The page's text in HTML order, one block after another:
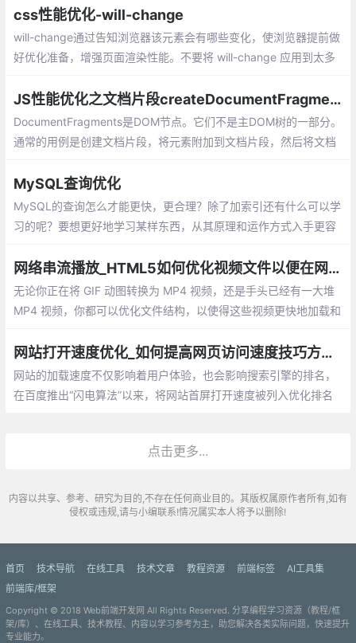
也自主的投入到小程序的开发当中
css性能优化-will-change
will-change通过告知浏览器该元素会有哪些变化，使浏览器提前做
好优化准备，增强页面渲染性能。不要将 will-change 应用到太多
JS性能优化之文档片段createDocumentFragment
DocumentFragments是DOM节点。它们不是主DOM树的一部分。
通常的用例是创建文档片段，将元素附加到文档片段，然后将文档
代替。因为文档片段存在于内存中，并不在DOM树中
MySQL查询优化
MySQL的查询怎么才能更快，更合理？除了加索引还有什么可以学
习的呢？要想更好地学习某样东西，从其原理和运作方式入手更容
网络串流播放_HTML5如何优化视频文件以便在网络上更快地串流播放
无论你正在将 GIF 动图转换为 MP4 视频，还是手头已经有一大堆
MP4 视频，你都可以优化文件结构，以使得这些视频更快地加载和
送额外的 HTTP range request 请求来搜寻和定位 moovatom 网站打开速度优化_如何提高网页访问速度技巧方法总结
网站的加载速度不仅影响着用户体验，也会影响搜索引擎的排名，
在百度推出“闪电算法”以来，将网站首屏打开速度被列入优化排名
点击更多...
内容以共享、参考、研究为目的,不存在任何商业目的。其版权属原作者所有,如有
侵权或违规,请与小编联系!情况属实本人将予以删除!
首页 技术导航 在线工具 技术文章 教程资源 前端标签
AI工具集
前端库/框架